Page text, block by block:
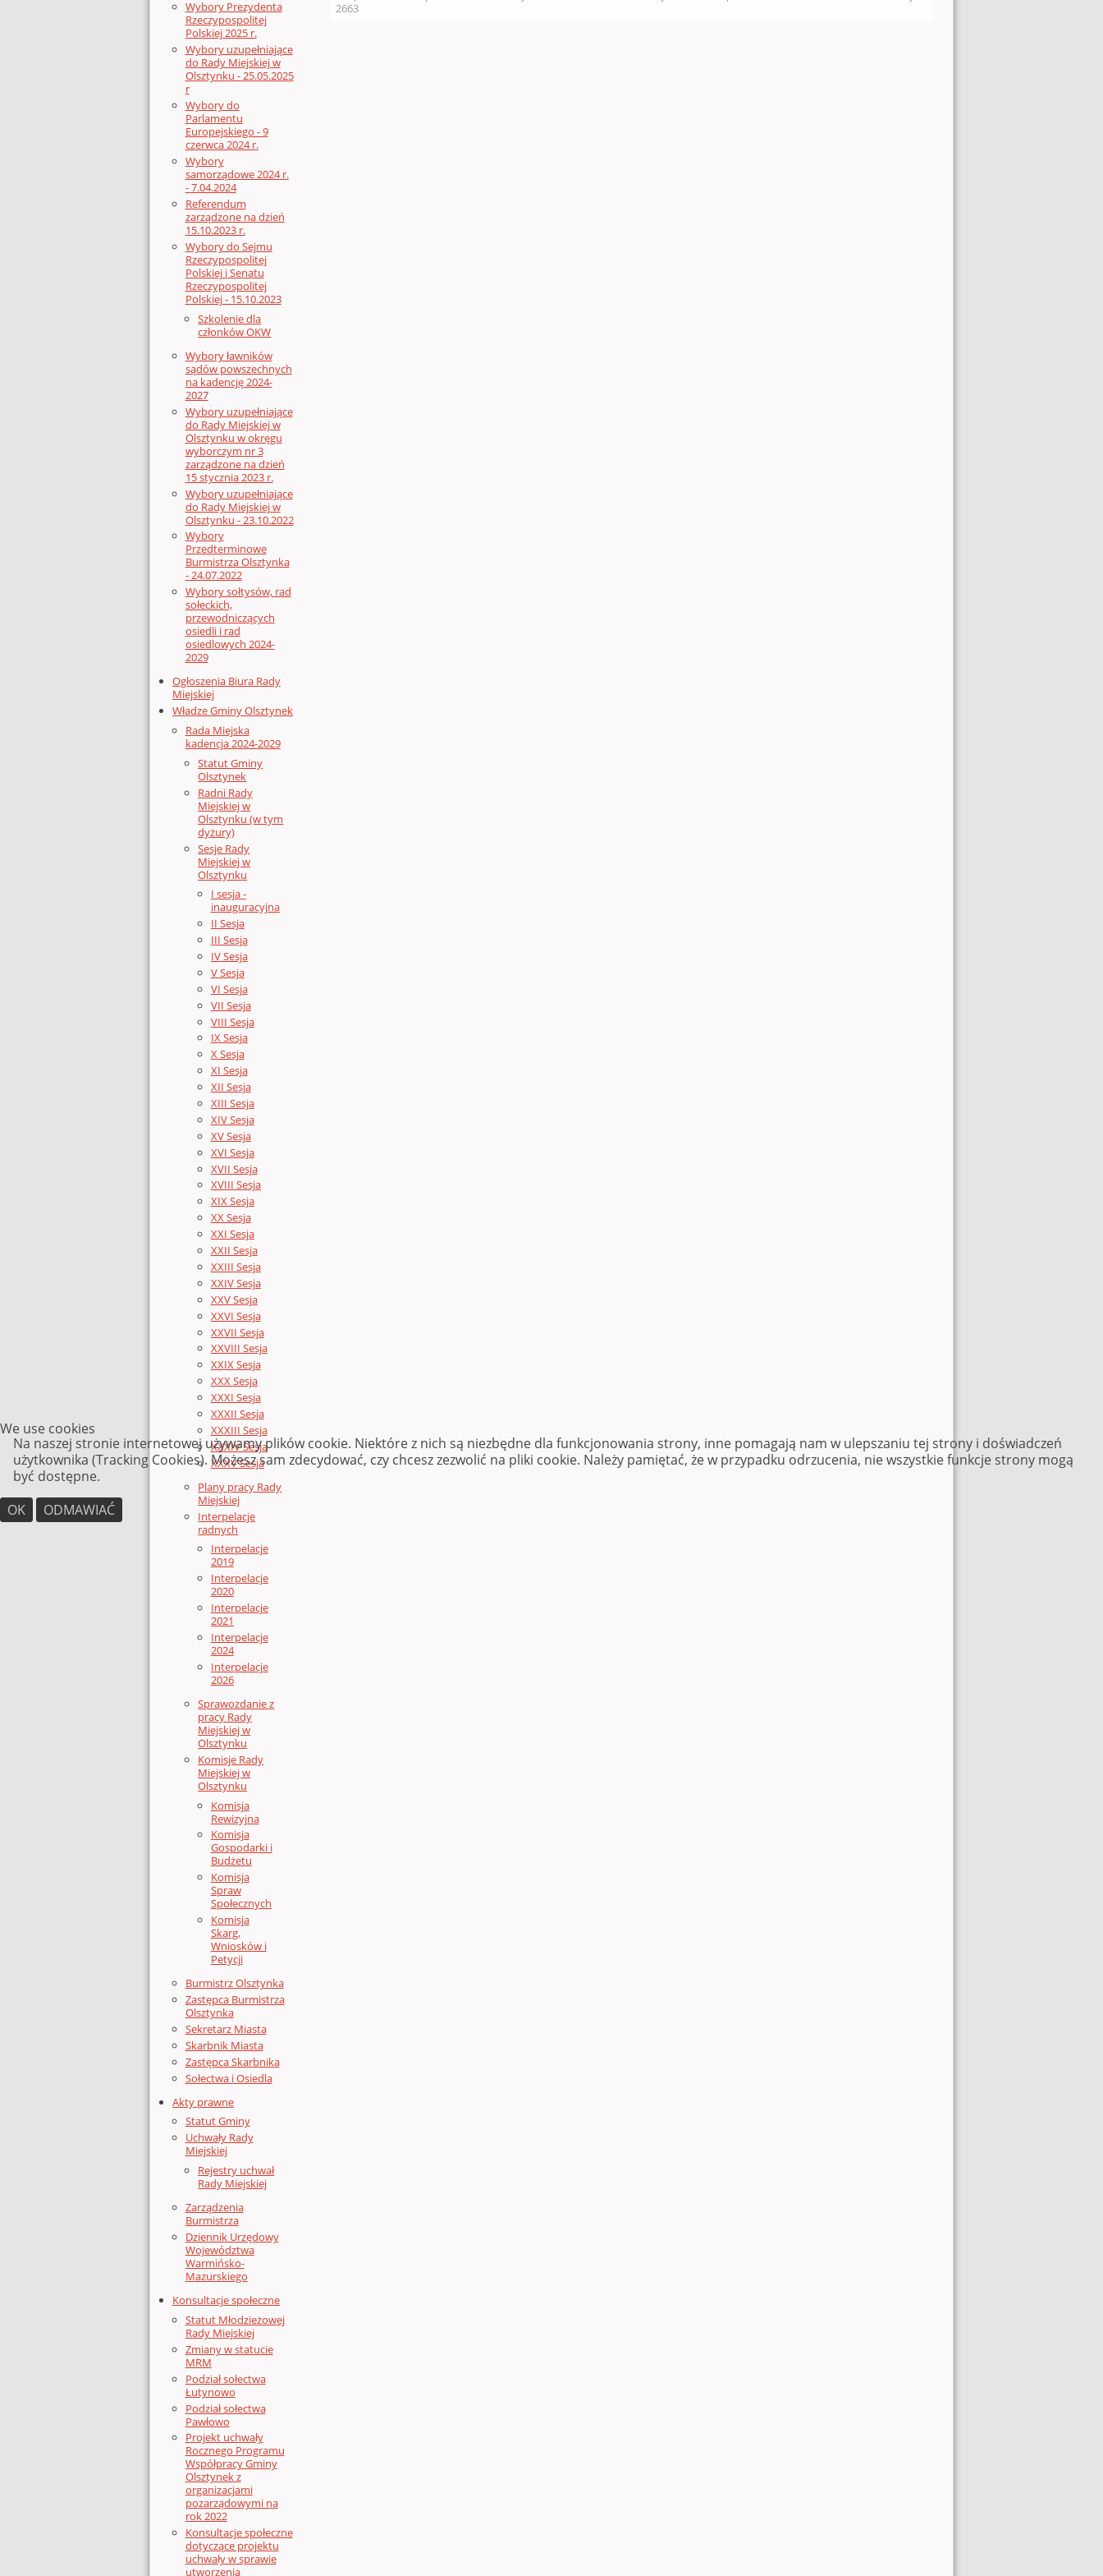
Wybory Prezydenta
Rzeczypospolitej
Polskiej 2025 r.
Wybory uzupełniające
do Rady Miejskiej w
Olsztynku - 25.05.2025
r
Wybory do
Parlamentu
Europejskiego - 9
czerwca 2024 r.
Wybory
samorządowe 2024 r.
- 7.04.2024
Referendum
zarządzone na dzień
15.10.2023 r.
Wybory do Sejmu
Rzeczypospolitej
Polskiej i Senatu
Rzeczypospolitej
Polskiej - 15.10.2023
Szkolenie dla
członków OKW
Wybory ławników
sądów powszechnych
na kadencję 2024-
2027
Wybory uzupełniające
do Rady Miejskiej w
Olsztynku w okręgu
wyborczym nr 3
zarządzone na dzień
15 stycznia 2023 r.
Wybory uzupełniające
do Rady Miejskiej w
Olsztynku - 23.10.2022
Wybory
Przedterminowe
Burmistrza Olsztynka
- 24.07.2022
Wybory sołtysów, rad
sołeckich,
przewodniczących
osiedli i rad
osiedlowych 2024-
2029
Ogłoszenia Biura Rady
Miejskiej
Władze Gminy Olsztynek
Rada Miejska
kadencja 2024-2029
Statut Gminy
Olsztynek
Radni Rady
Miejskiej w
Olsztynku (w tym
dyżury)
Sesje Rady
Miejskiej w
Olsztynku
I sesja -
inauguracyjna
II Sesja
III Sesja
IV Sesja
V Sesja
VI Sesja
VII Sesja
VIII Sesja
IX Sesja
X Sesja
XI Sesja
XII Sesja
XIII Sesja
XIV Sesja
XV Sesja
XVI Sesja
XVII Sesja
XVIII Sesja
XIX Sesja
XX Sesja
XXI Sesja
XXII Sesja
XXIII Sesja
XXIV Sesja
XXV Sesja
XXVI Sesja
XXVII Sesja
XXVIII Sesja
XXIX Sesja
XXX Sesja
XXXI Sesja
XXXII Sesja
XXXIII Sesja
XXXIV Sesja
XXXV Sesja
Plany pracy Rady
Miejskiej
Interpelacje
radnych
Interpelacje
2019
Interpelacje
2020
Interpelacje
2021
Interpelacje
2024
Interpelacje
2026
Sprawozdanie z
pracy Rady
Miejskiej w
Olsztynku
Komisje Rady
Miejskiej w
Olsztynku
Komisja
Rewizyjna
Komisja
Gospodarki i
Budżetu
Komisja
Spraw
Społecznych
Komisja
Skarg,
Wniosków i
Petycji
Burmistrz Olsztynka
Zastępca Burmistrza
Olsztynka
Sekretarz Miasta
Skarbnik Miasta
Zastępca Skarbnika
Sołectwa i Osiedla
Akty prawne
Statut Gminy
Uchwały Rady
Miejskiej
Rejestry uchwał
Rady Miejskiej
Zarządzenia
Burmistrza
Dziennik Urzędowy
Województwa
Warmińsko-
Mazurskiego
Konsultacje społeczne
Statut Młodzieżowej
Rady Miejskiej
Zmiany w statucie
MRM
Podział sołectwa
Łutynowo
Podział sołectwa
Pawłowo
Projekt uchwały
Rocznego Programu
Współpracy Gminy
Olsztynek z
organizacjami
pozarządowymi na
rok 2022
Konsultacje społeczne
dotyczące projektu
uchwały w sprawie
utworzenia
2663
We use cookies
Na naszej stronie internetowej używamy plików cookie. Niektóre z nich są niezbędne dla funkcjonowania strony, inne pomagają nam w ulepszaniu tej strony i doświadczeń
użytkownika (Tracking Cookies). Możesz sam zdecydować, czy chcesz zezwolić na pliki cookie. Należy pamiętać, że w przypadku odrzucenia, nie wszystkie funkcje strony mogą
być dostępne.
OK
ODMAWIAĆ